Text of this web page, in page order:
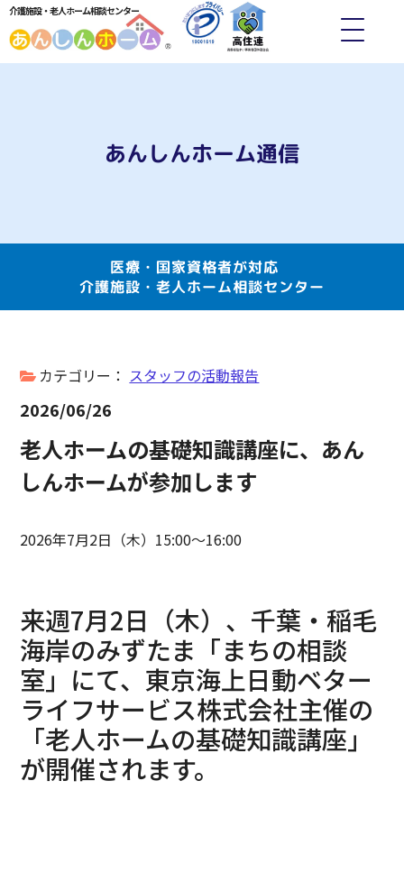
介護施設・老人ホーム相談センター
あんしんホーム通信
医療・国家資格者が対応
介護施設・老人ホーム相談センター
カテゴリー： スタッフの活動報告
2026/06/26
老人ホームの基礎知識講座に、あん
しんホームが参加します
2026年7月2日（木）15:00〜16:00
来週7月2日（木）、千葉・稲毛
海岸のみずたま「まちの相談
室」にて、東京海上日動ベター
ライフサービス株式会社主催の
「老人ホームの基礎知識講座」
が開催されます。